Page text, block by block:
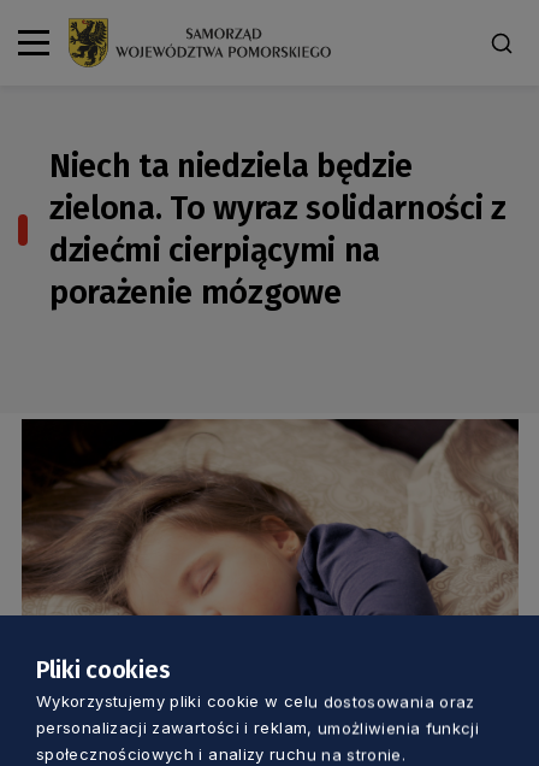
Niech ta niedziela będzie
zielona. To wyraz solidarności z
dziećmi cierpiącymi na
porażenie mózgowe
ZDROWIE
Pliki cookies
Wykorzystujemy pliki cookie w celu dostosowania oraz
personalizacji zawartości i reklam, umożliwienia funkcji
społecznościowych i analizy ruchu na stronie.